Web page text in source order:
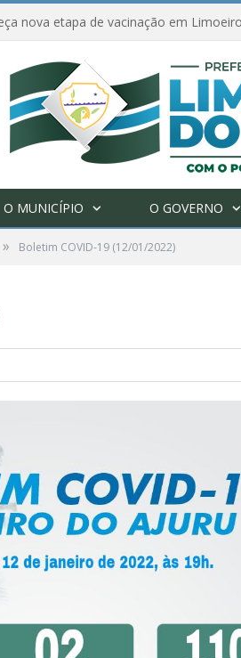
O MUNICÍPIO O GOVERNO
» Boletim COVID-19 (12/01/2022)